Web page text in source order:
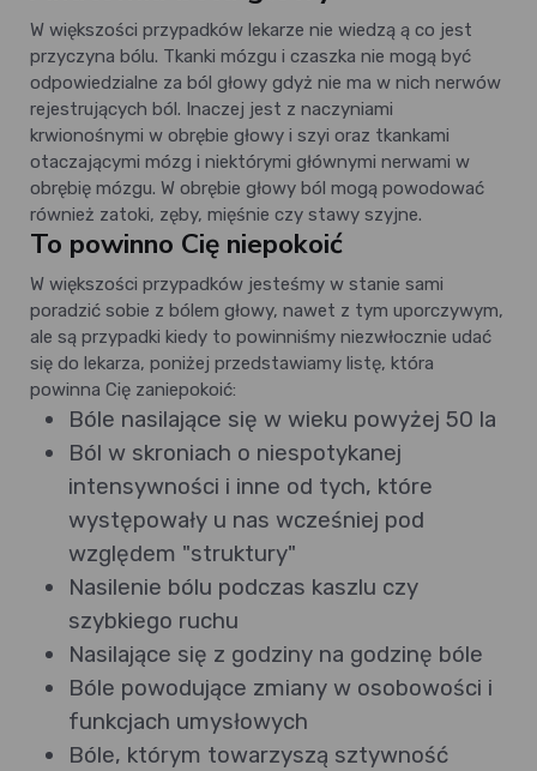
W większości przypadków lekarze nie wiedzą ą co jest
przyczyna bólu. Tkanki mózgu i czaszka nie mogą być
odpowiedzialne za ból głowy gdyż nie ma w nich nerwów
rejestrujących ból. Inaczej jest z naczyniami
krwionośnymi w obrębie głowy i szyi oraz tkankami
otaczającymi mózg i niektórymi głównymi nerwami w
obrębię mózgu. W obrębie głowy ból mogą powodować
również zatoki, zęby, mięśnie czy stawy szyjne.
To powinno Cię niepokoić
W większości przypadków jesteśmy w stanie sami
poradzić sobie z bólem głowy, nawet z tym uporczywym,
ale są przypadki kiedy to powinniśmy niezwłocznie udać
się do lekarza, poniżej przedstawiamy listę, która
powinna Cię zaniepokoić:
Bóle nasilające się w wieku powyżej 50 la
Ból w skroniach o niespotykanej
intensywności i inne od tych, które
występowały u nas wcześniej pod
względem "struktury"
Nasilenie bólu podczas kaszlu czy
szybkiego ruchu
Nasilające się z godziny na godzinę bóle
Bóle powodujące zmiany w osobowości i
funkcjach umysłowych
Bóle, którym towarzyszą sztywność